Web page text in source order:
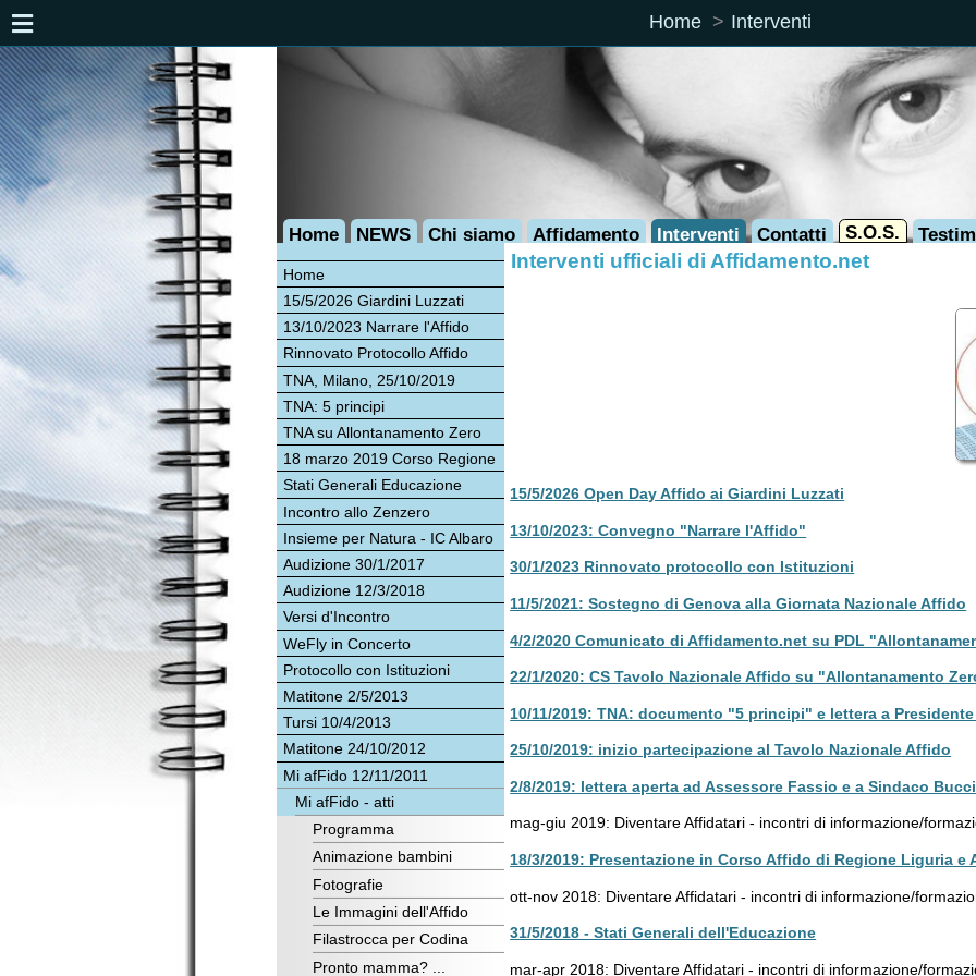
Interventi
Interventi Contatti
15/5/2026 Giardini Luzzati
13/10/2023 Narrare l'Affido
Rinnovato Protocollo Affido
TNA, Milano, 25/10/2019
TNA: 5 principi
TNA su Allontanamento Zero
18 marzo 2019 Corso Regione
Stati Generali Educazione
Incontro allo Zenzero
Insieme per Natura - IC Albaro
Audizione 30/1/2017
Audizione 12/3/2018
Versi d'Incontro
WeFly in Concerto
Protocollo con Istituzioni
Matitone 2/5/2013
Tursi 10/4/2013
Matitone 24/10/2012
Mi afFido 12/11/2011
Mi afFido - atti
Programma
Animazione bambini
Fotografie
Le Immagini dell'Affido
Filastrocca per Codina
Pronto mamma? ...
Figli e aquiloni
Io non ho ...
Disegni
Interventi ufficiali di Affidamento.net
15/5/2026 Open Day Affido ai Giardini Luzzati
11/5/2021: Sostegno di Genova alla Giornata Nazionale Affido
4/2/2020 Comunicato di Affidamento.net su PDL "Allontanamento zero"
22/1/2020: CS Tavolo Nazionale Affido su "Allontanamento Zero"
10/11/2019: TNA: documento "5 principi" e lettera a Presidente Mattarella
25/10/2019: inizio partecipazione al Tavolo Nazionale Affido
2/8/2019: lettera aperta ad Assessore Fassio e a Sindaco Bucci
mag-giu 2019: Diventare Affidatari - incontri di informazione/formazione (16o
18/3/2019: Presentazione in Corso Affido di Regione Liguria e ANCI Liguria
ott-nov 2018: Diventare Affidatari - incontri di informazione/formazione (15
31/5/2018 - Stati Generali dell'Educazione
12/3/2018 Audizione in Commissione Consiliare 7 (Welfare)
18/12/2017: Incontro sull'affido al Circolo ARCI Zenzero